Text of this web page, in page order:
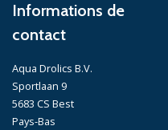
Informations de
contact
Aqua Drolics B.V.
Sportlaan 9
5683 CS Best
Pays-Bas